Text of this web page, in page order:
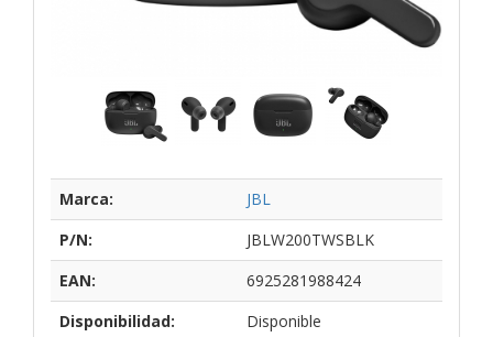
Marca:
JBL
P/N:
JBLW200TWSBLK
EAN:
6925281988424
Disponibilidad:
Disponible